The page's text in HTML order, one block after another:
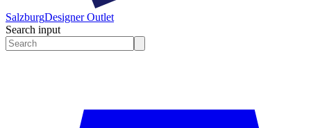
SalzburgDesigner Outlet
Search input